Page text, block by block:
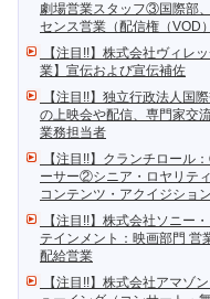
劇場営業スタッフ③国際部
センス営業（配信権（VOD
【注目!!】株式会社ヴィレ
業】宣伝および宣伝補佐
【注目!!】独立行政法人国
の上映会や配信、専門家交
業務担当者
【注目!!】クランチロール
ーサー②シニア・ロヤリテ
コンテンツ・アクイジショ
【注目!!】株式会社ソニー
テインメント：映画部門 営
配給営業
【注目!!】株式会社アマゾ